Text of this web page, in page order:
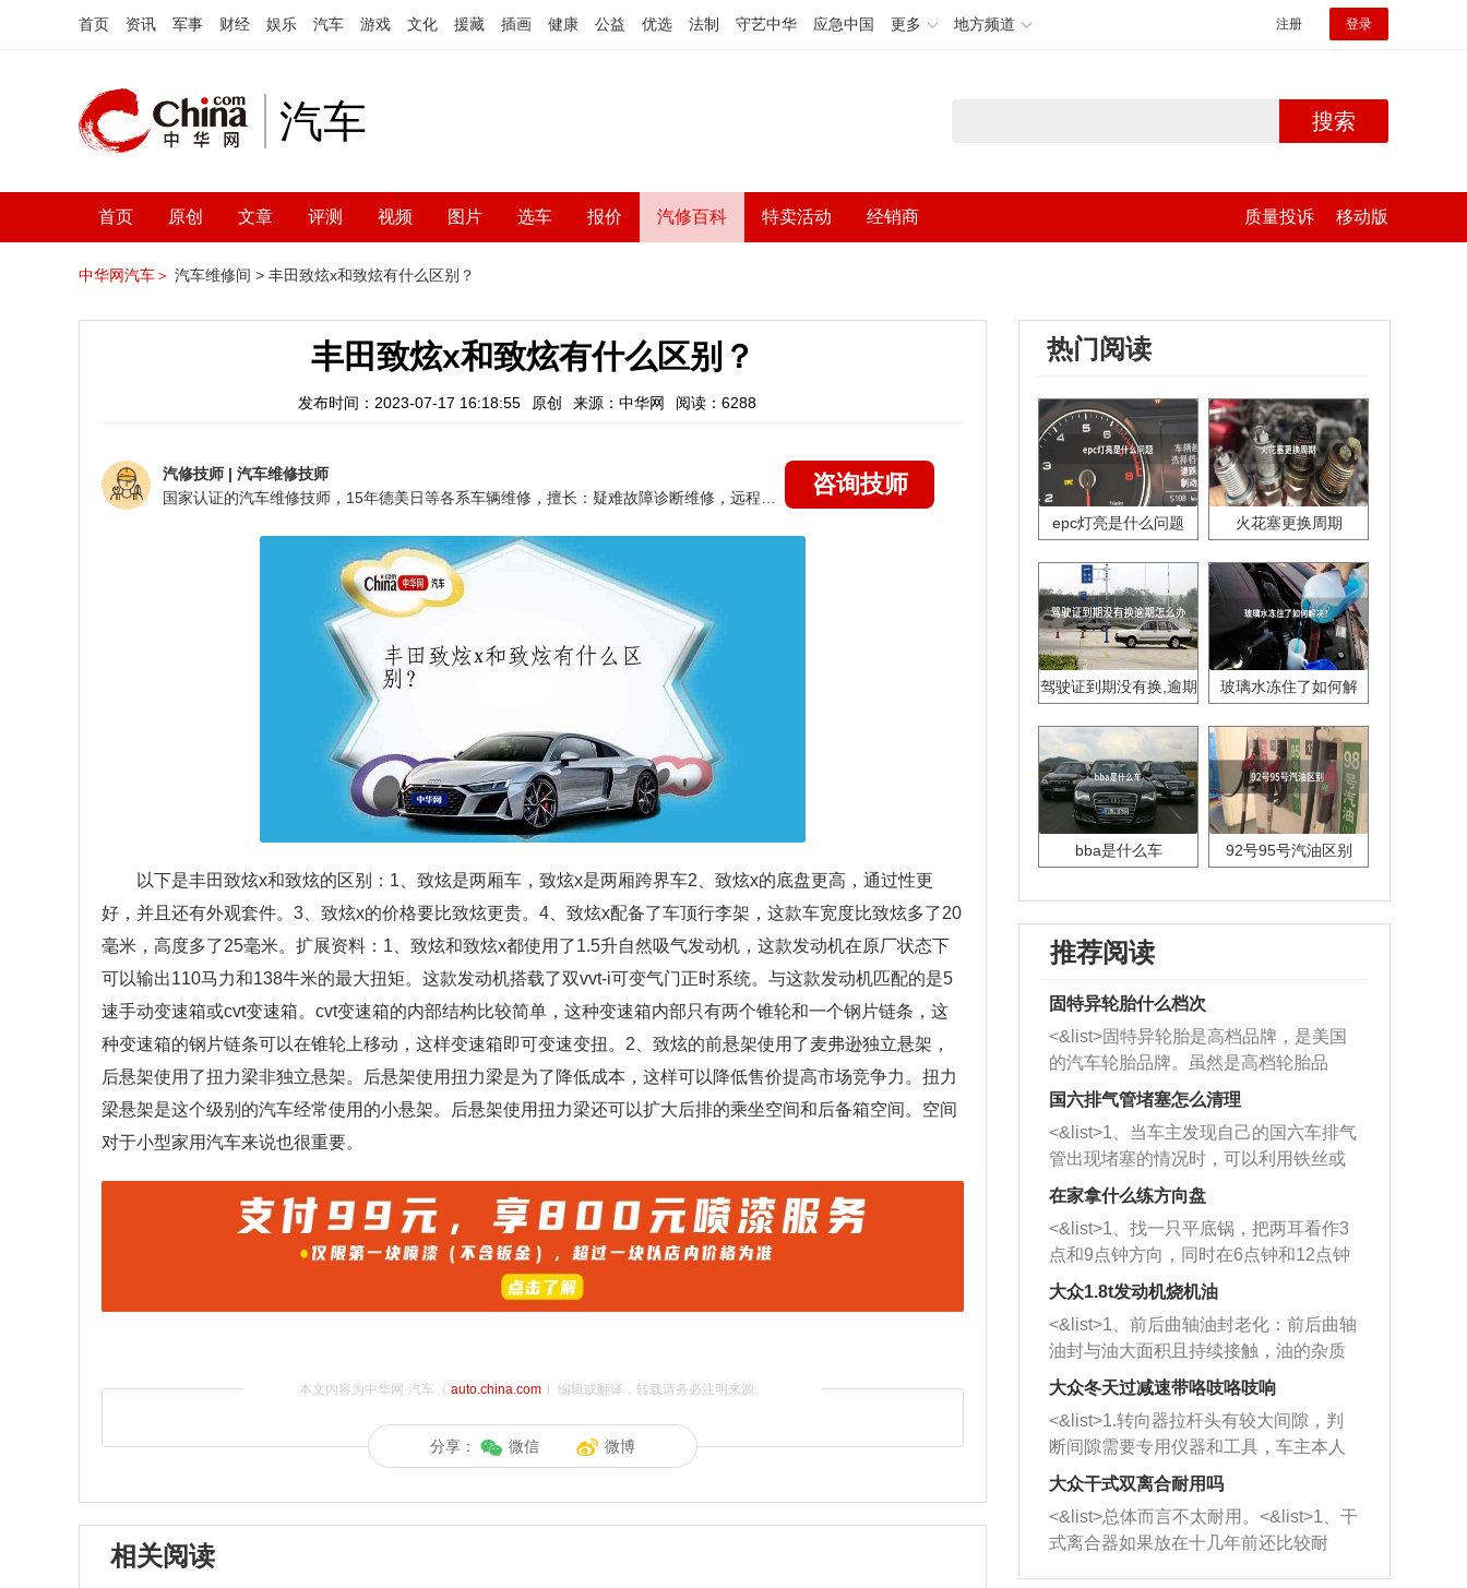
首页 资讯 军事 财经 娱乐 汽车 游戏 文化 援藏 插画 健康 公益 优选 法制 守艺中华 应急中国 更多 地方频道 注册 登录
汽车 搜索
首页 原创 文章 评测 视频 图片 选车 报价 汽修百科 特卖活动 经销商 质量投诉 移动版
中华网汽车＞ 汽车维修间 > 丰田致炫x和致炫有什么区别？
丰田致炫x和致炫有什么区别？
发布时间：2023-07-17 16:18:55 原创 来源：中华网 阅读：6288
汽修技师 | 汽车维修技师
咨询技师
以下是丰田致炫x和致炫的区别：1、致炫是两厢车，致炫x是两厢跨界车2、致炫x的底盘更高，通过性更
好，并且还有外观套件。3、致炫x的价格要比致炫更贵。4、致炫x配备了车顶行李架，这款车宽度比致炫多了20
毫米，高度多了25毫米。扩展资料：1、致炫和致炫x都使用了1.5升自然吸气发动机，这款发动机在原厂状态下
可以输出110马力和138牛米的最大扭矩。这款发动机搭载了双vvt-i可变气门正时系统。与这款发动机匹配的是5
速手动变速箱或cvt变速箱。cvt变速箱的内部结构比较简单，这种变速箱内部只有两个锥轮和一个钢片链条，这
种变速箱的钢片链条可以在锥轮上移动，这样变速箱即可变速变扭。2、致炫的前悬架使用了麦弗逊独立悬架，
后悬架使用了扭力梁非独立悬架。后悬架使用扭力梁是为了降低成本，这样可以降低售价提高市场竞争力。扭力
梁悬架是这个级别的汽车经常使用的小悬架。后悬架使用扭力梁还可以扩大后排的乘坐空间和后备箱空间。空间
对于小型家用汽车来说也很重要。
本文内容为中华网·汽车（ auto.china.com）编辑或翻译，转载请务必注明来源。
分享： 微信 微博
相关阅读
热门阅读
epc灯亮是什么问题 火花塞更换周期
驾驶证到期没有换,逾期
玻璃水冻住了如何解
bba是什么车 92号95号汽油区别
推荐阅读
固特异轮胎什么档次
<&list>固特异轮胎是高档品牌，是美国
的汽车轮胎品牌。虽然是高档轮胎品
牌，但是中高低端的轮胎都有生产，这
也是为了更好的开拓市场。
国六排气管堵塞怎么清理
<&list>1、当车主发现自己的国六车排气
管出现堵塞的情况时，可以利用铁丝或
者是细棍，直接将杂物给取出来，如果
堵塞情况比较严重，也可以采取应急措
施。 <&list>2、直接利用木棍将所有的
杂物推到排气管里面的位置处，然后将
三元催化器拆解开，就可以将堵塞的东
西取出来。但如果是因为积碳过多引起
的堵塞，就需要将三元催化器泡在草酸
洗剂对堵塞的情况得到解决，将清洗剂
放在燃油箱中，与燃油混合后，车辆启
动时，就可以和汽油一起进入到燃烧
室，最后形成废气排出，就可以让三元
催化器得到清洗，排气管堵塞的情况就
能够得到解决。
在家拿什么练方向盘
<&list>1、找一只平底锅，把两耳看作3
点和9点钟方向，同时在6点钟和12点钟
方向做一个标记。 <&list>2、双手握住
一圈半的练习，往右同样也要打相同的
圈数。 <&list>3、最后强调要反复练
习，这样就可以形成肌肉记忆，在真实
驾驶车辆时，不需要记忆也能打好方
向。
大众1.8t发动机烧机油
<&list>1、前后曲轴油封老化：前后曲轴
油封与油大面积且持续接触，油的杂质
和发动机内持续温度变化使其密封效果
逐渐减弱，导致渗油或漏油。<&list>2、
活塞间隙过大：积碳会使活塞环与缸体
的间隙扩大，导致机油流入燃烧室中，
造成烧机油。<&list>3、机油粘度。使用
机油粘度过小的话，同样会有烧机油现
象，机油粘度过小具有很好的流动性，
大众冬天过减速带咯吱咯吱响
<&list>1.转向器拉杆头有较大间隙，判
断间隙需要专用仪器和工具，车主本人
无法制作，需要将车辆送到修理厂或4s
店；<&list>2.车辆半轴套管防尘罩破
裂，破裂后会出现漏油现象，使半轴磨
损严重，磨损的半轴容易损坏，产生异
响；<&list>3.稳定器的转向胶套和球头
大众干式双离合耐用吗
<&list>总体而言不太耐用。<&list>1、干
式离合器如果放在十几年前还比较耐